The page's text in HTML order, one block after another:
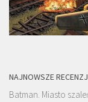
NAJNOWSZE
Batman. Miasto